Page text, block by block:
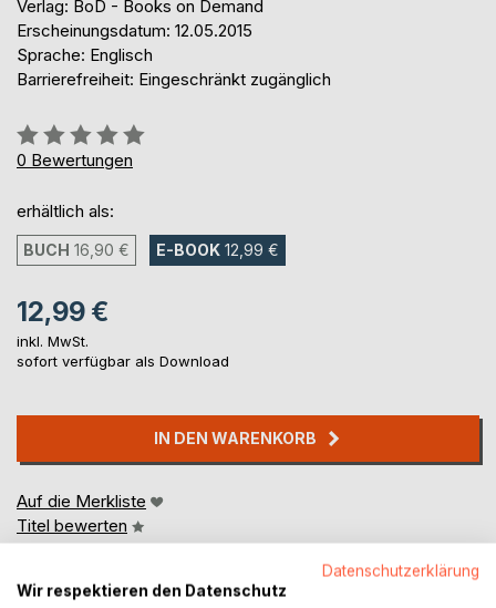
Verlag: BoD - Books on Demand
Erscheinungsdatum: 12.05.2015
Sprache: Englisch
Barrierefreiheit: Eingeschränkt zugänglich
Bewertung::
0%
0 Bewertungen
erhältlich als:
BUCH 16,90 € E-BOOK 12,99 €
12,99 €
inkl. MwSt.
sofort verfügbar als Download
IN DEN WARENKORB
Auf die Merkliste
Titel bewerten
Datenschutzerklärung
Wir respektieren den Datenschutz